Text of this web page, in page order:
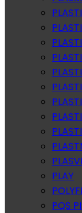
PLAY
PQS